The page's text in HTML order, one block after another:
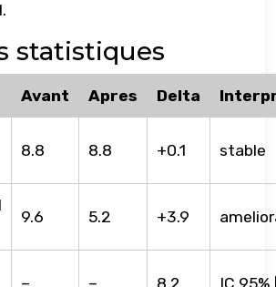
statistiques
Avant Apres Delta
8.8 8.8 +0.1 stable
9.6 5.2 +3.9